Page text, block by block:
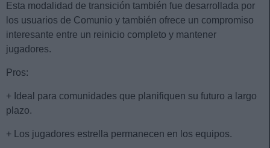
Esta modalidad de transición también fue desarrollada por
los usuarios de Comunio y también ofrece un compromiso
interesante entre un reinicio completo y mantener
jugadores.
Pros:
+ Ideal para comunidades que planifiquen su futuro a largo
plazo.
+ Los jugadores estrella permanecen en los equipos.